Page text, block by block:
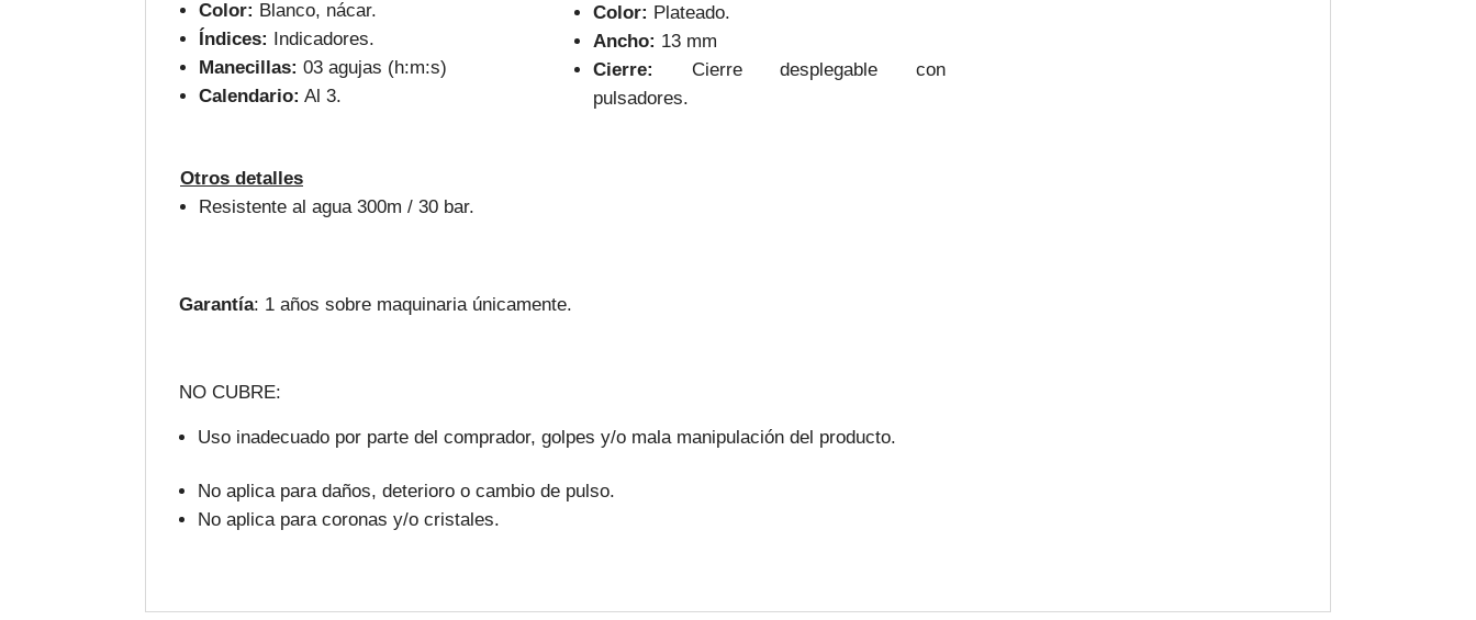
Color: Blanco, nácar.
Índices: Indicadores.
Manecillas: 03 agujas (h:m:s)
Calendario: Al 3.
Color: Plateado.
Ancho: 13 mm
Cierre:
Cierre desplegable con
pulsadores.
Otros detalles
Resistente al agua 300m / 30 bar.
Garantía: 1 años sobre maquinaria únicamente.
NO CUBRE:
Uso inadecuado por parte del comprador, golpes y/o mala manipulación del producto.
No aplica para daños, deterioro o cambio de pulso.
No aplica para coronas y/o cristales.